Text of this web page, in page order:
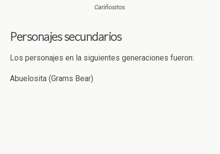
Cariñositos.
Personajes secundarios
Los personajes en la siguientes generaciones fueron:
Abuelosita (Grams Bear)